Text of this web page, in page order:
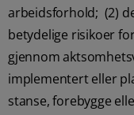
arbeidsforhold; (2)
betydelige risikoer
gjennom
implementert eller
stanse, forebygge